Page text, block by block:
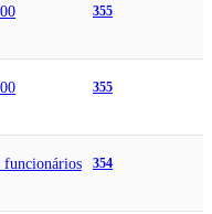
355
355
funcionários
354